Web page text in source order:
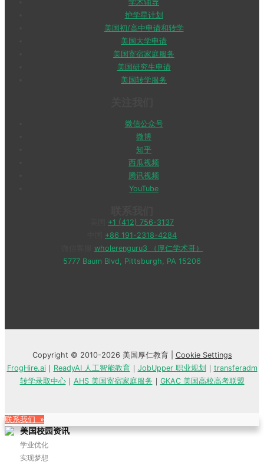
学术辅导
护学星计划
美国初/高中申请和转学
美国大学申请
美国寄宿家庭服务
美国研究生申请
美国转学服务
微信公众号
微博
知乎
西瓜视频
腾讯视频
YouTube
+1 (412) 756-3137
+86 191-2318-4284
wholerenguru3 （厚仁学术哥）
5777 Baum Blvd, Pittsburgh, PA 15206
Copyright © 2010-2026 美国厚仁教育 | Cookie Settings
FrogHire.ai｜ ReadyAI 人工智能教育｜ JobUpper 职业规划 ｜ transferadm
转学录取中心｜ AHS 美国寄宿家庭服务 ｜ GKAC 美国高校高考联盟
联系我们 »
美国校园资讯
学业优化
实现梦想